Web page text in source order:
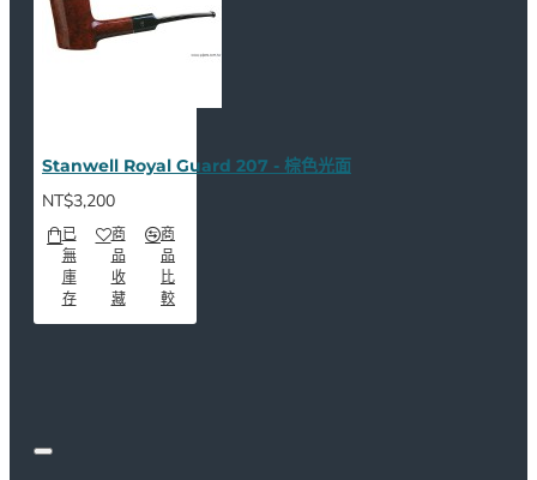
Stanwell Royal Guard 207 - 棕色光面
NT$3,200
已
無
庫
存
商
品
收
藏
商
品
比
較